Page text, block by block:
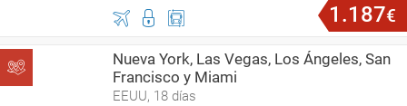
1 .187€
Nueva York, Las Vegas, Los Ángeles, San
Francisco y Miami
EEUU, 18 días